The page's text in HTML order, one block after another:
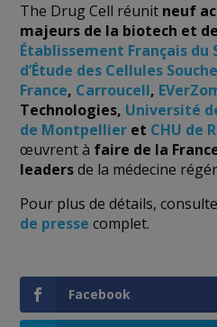
The Drug Cell réunit neuf
majeurs de la biotech et
Établissement Français du
d’Étude des Cellules
France, Carroucell,
Technologies, Université
de Montpellier et CHU de
œuvrent à faire de la
leadersde la médecine
Pour plus de détails,
de presse complet.
Facebook